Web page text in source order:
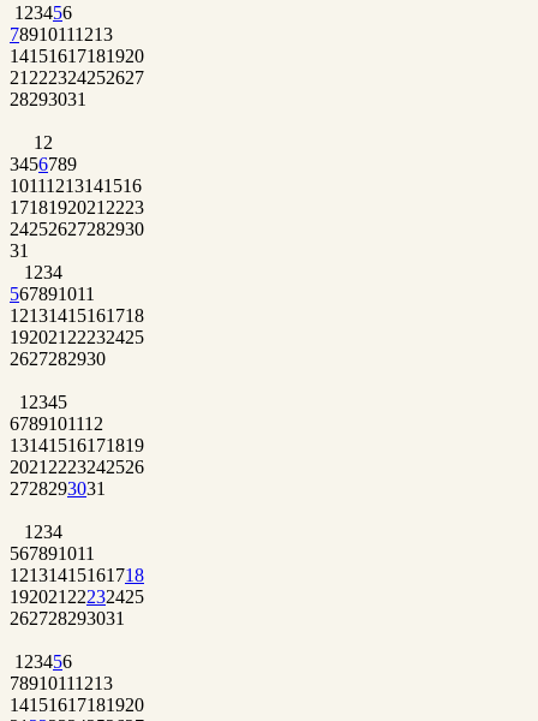
1 23456
78910111213
14151617181920
21 222324252627
28293031
1 2
3456789
10111213141516
1718192021 2223
24252627282930
31
1 234
567891011
12131415161718
192021 22232425
2627282930
1 2345
6789101112
13141516171819
2021 2223242526
2728293031
1 234
567891011
12131415161718
192021 22232425
262728293031
1 23456
78910111213
14151617181920